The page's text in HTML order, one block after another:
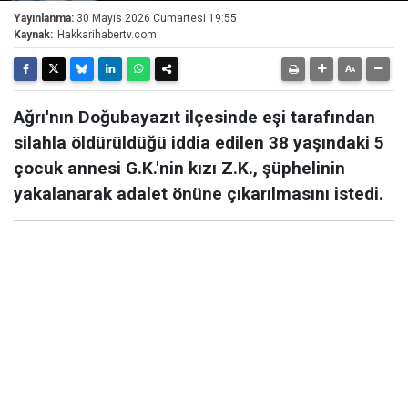
Yayınlanma: 30 Mayıs 2026 Cumartesi 19:55
Kaynak: Hakkarihabertv.com
Ağrı'nın Doğubayazıt ilçesinde eşi tarafından
silahla öldürüldüğü iddia edilen 38 yaşındaki 5
çocuk annesi G.K.'nin kızı Z.K., şüphelinin
yakalanarak adalet önüne çıkarılmasını istedi.